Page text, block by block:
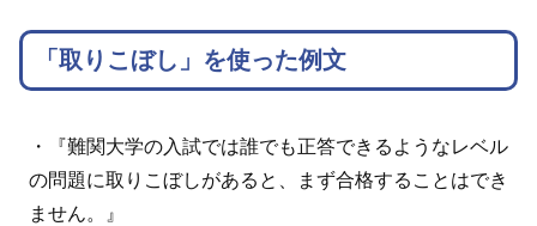
「取りこぼし」を使った例文
・『難関大学の入試では誰でも正答できるようなレベル
の問題に取りこぼしがあると、まず合格することはでき
ません。』